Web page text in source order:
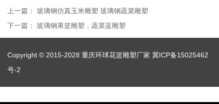
上一篇： 玻璃钢仿真玉米雕塑 玻璃钢蔬菜雕塑
下一篇： 玻璃钢果篮雕塑，蔬菜蓝雕塑
Copyright © 2015-2028 重庆环球花篮雕塑厂家 冀ICP备15025462
号-2